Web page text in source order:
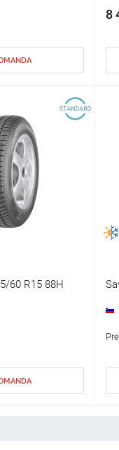
8
60 R15 88H